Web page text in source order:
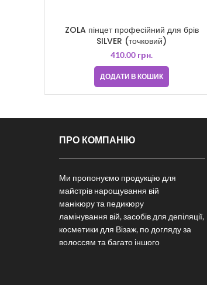
ZOLA пінцет професійний для брів
SILVER (точковий)
410.00 грн.
ДОДАТИ В КОШИК
ПРО КОМПАНІЮ
Ми пропонуємо продукцію для
майстрів нарощування вій
манікюру та педикюру
ламінування вій, засобів для депіляції,
косметики для Візаж, по догляду за
волоссям та багато іншого